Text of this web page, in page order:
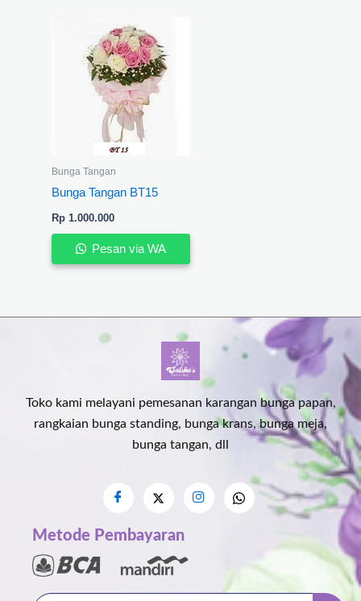
Bunga Tangan
Bunga Tangan BT15
Rp1.000.000
Pesan via WA
Toko kami melayani pemesanan karangan bunga papan,
rangkaian bunga standing, bunga krans, bunga meja,
bunga tangan, dll
Metode Pembayaran